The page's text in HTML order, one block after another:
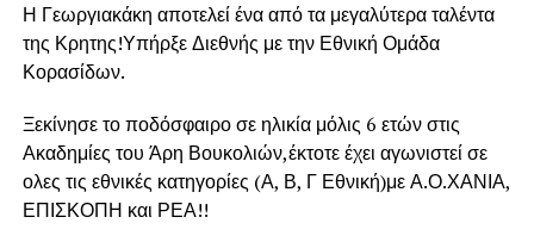
Η Γεωργιακάκη αποτελεί ένα από τα μεγαλύτερα ταλέντα
της Κρητης!Υπήρξε Διεθνής με την Εθνική Ομάδα
Κορασίδων.
Ξεκίνησε το ποδόσφαιρο σε ηλικία μόλις 6 ετών στις
Ακαδημίες του Άρη Βουκολιών,έκτοτε έχει αγωνιστεί σε
ολες τις εθνικές κατηγορίες (Α, Β, Γ Εθνική)με Α.Ο.ΧΑΝΙΑ,
ΕΠΙΣΚΟΠΗ και ΡΕΑ!!